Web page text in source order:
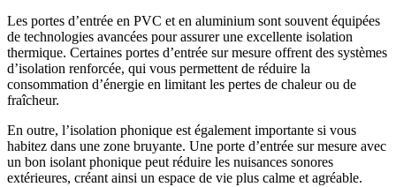
Les portes d’entrée en PVC et en aluminium sont souvent équipées
de technologies avancées pour assurer une excellente isolation
thermique. Certaines portes d’entrée sur mesure offrent des systèmes
d’isolation renforcée, qui vous permettent de réduire la
consommation d’énergie en limitant les pertes de chaleur ou de
fraîcheur.
En outre, l’isolation phonique est également importante si vous
habitez dans une zone bruyante. Une porte d’entrée sur mesure avec
un bon isolant phonique peut réduire les nuisances sonores
extérieures, créant ainsi un espace de vie plus calme et agréable.